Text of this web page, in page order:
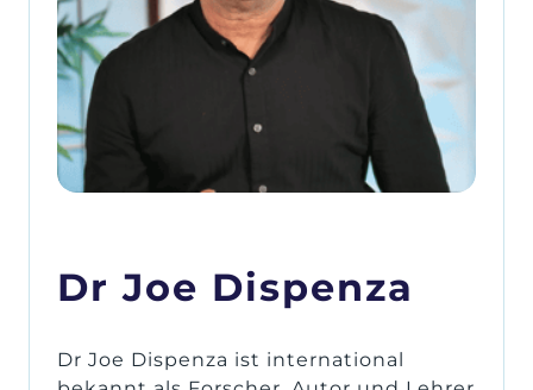
Dr Joe Dispenza
Dr Joe Dispenza ist international